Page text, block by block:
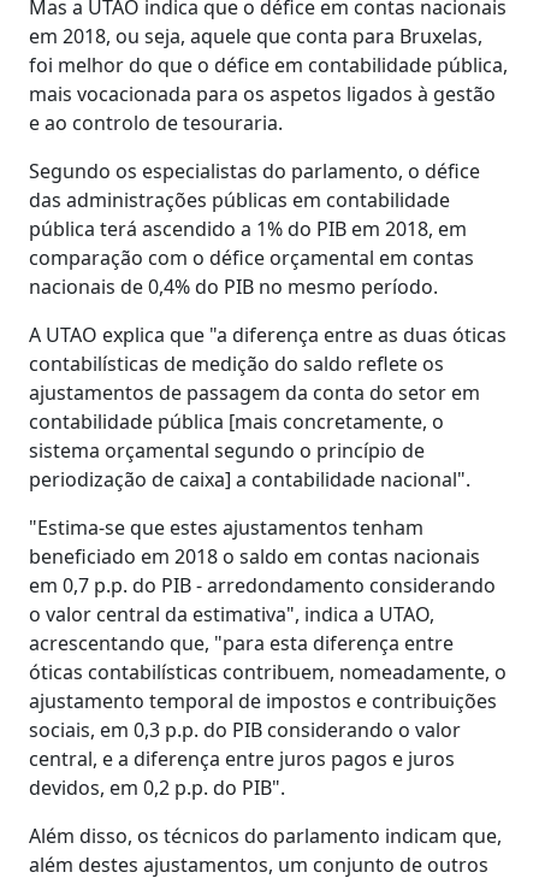
Mas a UTAO indica que o défice em contas nacionais
em 2018, ou seja, aquele que conta para Bruxelas,
foi melhor do que o défice em contabilidade pública,
mais vocacionada para os aspetos ligados à gestão
e ao controlo de tesouraria.
Segundo os especialistas do parlamento, o défice
das administrações públicas em contabilidade
pública terá ascendido a 1% do PIB em 2018, em
comparação com o défice orçamental em contas
nacionais de 0,4% do PIB no mesmo período.
A UTAO explica que "a diferença entre as duas óticas
contabilísticas de medição do saldo reflete os
ajustamentos de passagem da conta do setor em
contabilidade pública [mais concretamente, o
sistema orçamental segundo o princípio de
periodização de caixa] a contabilidade nacional".
"Estima-se que estes ajustamentos tenham
beneficiado em 2018 o saldo em contas nacionais
em 0,7 p.p. do PIB - arredondamento considerando
o valor central da estimativa", indica a UTAO,
acrescentando que, "para esta diferença entre
óticas contabilísticas contribuem, nomeadamente, o
ajustamento temporal de impostos e contribuições
sociais, em 0,3 p.p. do PIB considerando o valor
central, e a diferença entre juros pagos e juros
devidos, em 0,2 p.p. do PIB".
Além disso, os técnicos do parlamento indicam que,
além destes ajustamentos, um conjunto de outros